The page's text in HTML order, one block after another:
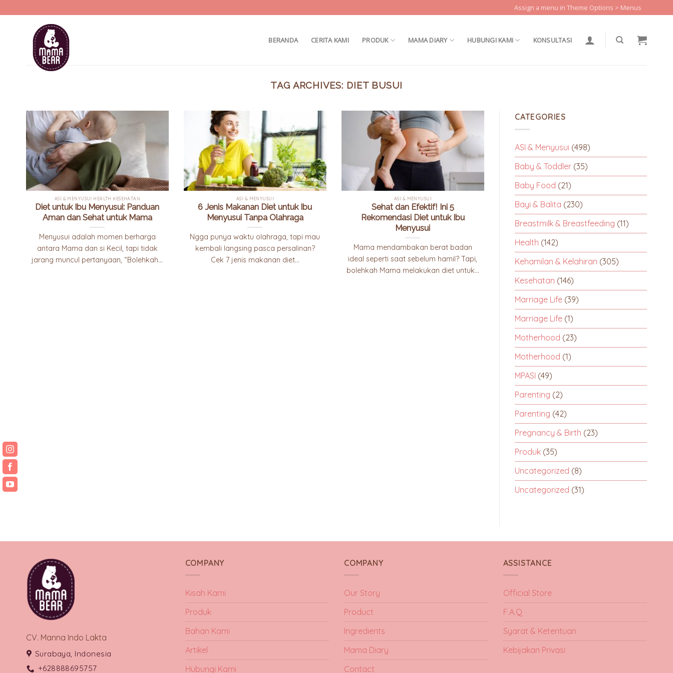
Assign a menu in Theme Options > Menus
BERANDA CERITA KAMI PRODUK MAMA DIARY HUBUNGI KAMI KONSULTASI
TAG ARCHIVES: DIET BUSUI
ASI & MENYUSUI HEALTH KESEHATAN
Diet untuk Ibu Menyusui: Panduan
Aman dan Sehat untuk Mama
Menyusui adalah momen berharga
antara Mama dan si Kecil, tapi tidak
jarang muncul pertanyaan, “Bolehkah...
ASI & MENYUSUI
6 Jenis Makanan Diet untuk Ibu
Menyusui Tanpa Olahraga
Ngga punya waktu olahraga, tapi mau
kembali langsing pasca persalinan?
Cek 7 jenis makanan diet...
ASI & MENYUSUI
Sehat dan Efektif! Ini 5
Rekomendasi Diet untuk Ibu
Menyusui
Mama mendambakan berat badan
ideal seperti saat sebelum hamil? Tapi,
bolehkah Mama melakukan diet untuk...
CATEGORIES
ASI & Menyusui (498)
Baby & Toddler (35)
Baby Food (21)
Bayi & Balita (230)
Breastmilk & Breastfeeding (11)
Health (142)
Kehamilan & Kelahiran (305)
Kesehatan (146)
Marriage Life (39)
Marriage Life (1)
Motherhood (23)
Motherhood (1)
MPASI (49)
Parenting (2)
Parenting (42)
Pregnancy & Birth (23)
Produk (35)
Uncategorized (8)
Uncategorized (31)
CV. Manna Indo Lakta
Surabaya, Indonesia
+628888695757
COMPANY
Kisah Kami
Produk
Bahan Kami
Artikel
Hubungi Kami
COMPANY
Our Story
Product
Ingredients
Mama Diary
Contact
ASSISTANCE
Official Store
F.A.Q
Syarat & Ketentuan
Kebijakan Privasi